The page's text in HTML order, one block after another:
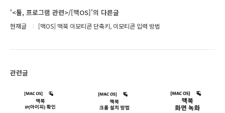
'<툴, 프로그램 관련>/[맥OS]'의 다른글
현재글 [맥OS] 맥북 이모티콘 단축키, 이모티콘 입력 방법
관련글